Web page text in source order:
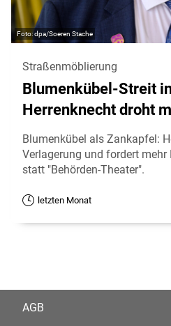
dpa/Soeren Stache
Straßenmöblierung
Blumenkübel-Streit
Herrenknecht droht
Blumenkübel als Zankapfel:
Verlagerung und fordert
statt "Behörden-Theater".
letzten Monat
AGB